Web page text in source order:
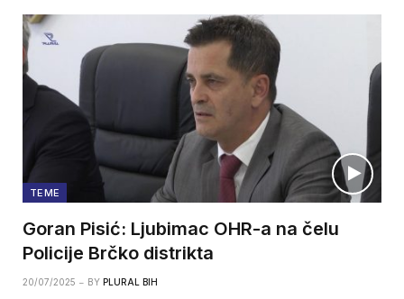
TEME
Goran Pisić: Ljubimac OHR-a na čelu
Policije Brčko distrikta
20/07/2025 BY PLURAL BIH